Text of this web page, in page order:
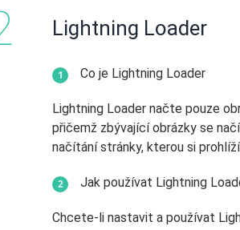
Lightning Loader
Co je Lightning Loader
Lightning Loader načte pouze
přičemž zbývající obrázky se
načítání stránky, kterou si
Jak používat Lightning
Chcete-li nastavit a používat